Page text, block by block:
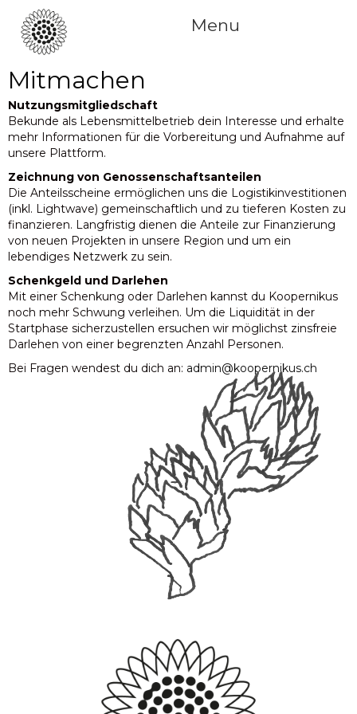
Menu
Mitmachen
Nutzungsmitgliedschaft
Bekunde als Lebensmittelbetrieb dein Interesse und erhalte
mehr Informationen für die Vorbereitung und Aufnahme auf
unsere Plattform.
Zeichnung von Genossenschaftsanteilen
Die Anteilsscheine ermöglichen uns die Logistikinvestitionen
(inkl. Lightwave) gemeinschaftlich und zu tieferen Kosten zu
finanzieren. Langfristig dienen die Anteile zur Finanzierung
von neuen Projekten in unsere Region und um ein
lebendiges Netzwerk zu sein.
Schenkgeld und Darlehen
Mit einer Schenkung oder Darlehen kannst du Koopernikus
noch mehr Schwung verleihen. Um die Liquidität in der
Startphase sicherzustellen ersuchen wir möglichst zinsfreie
Darlehen von einer begrenzten Anzahl Personen.
Bei Fragen wendest du dich an: admin@koopernikus.ch